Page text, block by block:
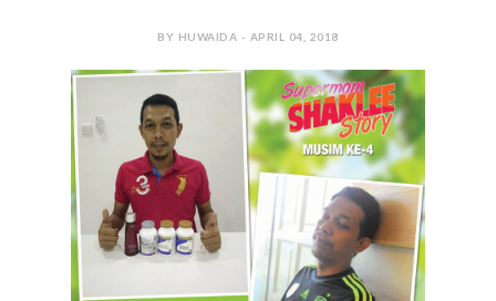
BY HUWAIDA - APRIL 04, 2018